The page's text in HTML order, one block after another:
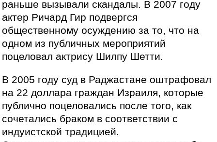
раньше вызывали скандалы. В 2007 году
актер Ричард Гир подвергся
общественному осуждению за то, что на
одном из публичных мероприятий
поцеловал актрису Шилпу Шетти.
В 2005 году суд в Раджастане оштрафовал
на 22 доллара граждан Израиля, которые
публично поцеловались после того, как
сочетались браком в соответствии с
индуистской традицией.